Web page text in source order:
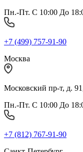
Пн.-Пт. С 10:00 До
+7 (499) 757-91-90
Москва
Московский пр-т, д.
Пн.-Пт. С 10:00 До
+7 (812) 767-91-90